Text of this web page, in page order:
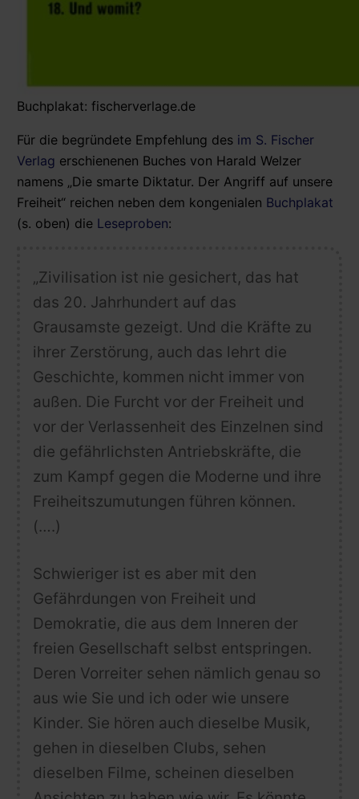
Buchplakat: fischerverlage.de
Für die begründete Empfehlung des im S. Fischer
Verlag erschienenen Buches von Harald Welzer
namens „Die smarte Diktatur. Der Angriff auf unsere
Freiheit“ reichen neben dem kongenialen Buchplakat
(s. oben) die Leseproben:
„Zivilisation ist nie gesichert, das hat
das 20. Jahrhundert auf das
Grausamste gezeigt. Und die Kräfte zu
ihrer Zerstörung, auch das lehrt die
Geschichte, kommen nicht immer von
außen. Die Furcht vor der Freiheit und
vor der Verlassenheit des Einzelnen sind
die gefährlichsten Antriebskräfte, die
zum Kampf gegen die Moderne und ihre
Freiheitszumutungen führen können.
(….)
Schwieriger ist es aber mit den
Gefährdungen von Freiheit und
Demokratie, die aus dem Inneren der
freien Gesellschaft selbst entspringen.
Deren Vorreiter sehen nämlich genau so
aus wie Sie und ich oder wie unsere
Kinder. Sie hören auch dieselbe Musik,
gehen in dieselben Clubs, sehen
dieselben Filme, scheinen dieselben